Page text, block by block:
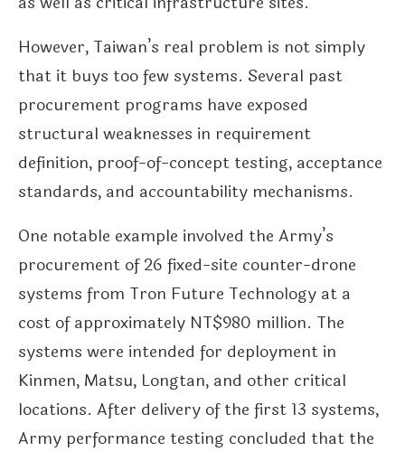
However, Taiwan’s real problem is not simply
that it buys too few systems. Several past
procurement programs have exposed
structural weaknesses in requirement
definition, proof-of-concept testing, acceptance
standards, and accountability mechanisms.
One notable example involved the Army’s
procurement of 26 fixed-site counter-drone
systems from Tron Future Technology at a
cost of approximately NT$980 million. The
systems were intended for deployment in
Kinmen, Matsu, Longtan, and other critical
locations. After delivery of the first 13 systems,
Army performance testing concluded that the